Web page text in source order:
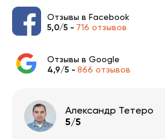
Отзывы в Facebook
5,0/5 - 716 отзывов
Отзывы в Google
4,9/5 - 866 отзывов
Александр Тетеро
5/5